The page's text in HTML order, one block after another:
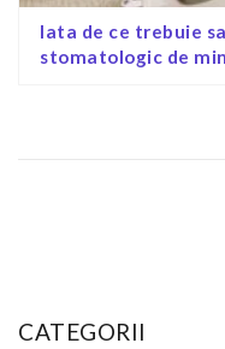
Iata de ce trebuie
stomatologic de
CATEGORII